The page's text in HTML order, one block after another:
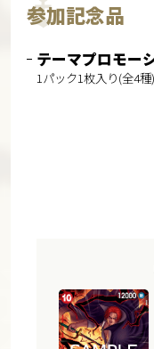
参加記念品
テーマプロモー
1パック1枚入り(全4種)